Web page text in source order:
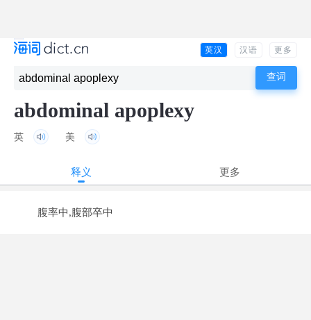
英汉 汉语 更多
abdominal apoplexy
英 美
释义 更多
腹率中,腹部卒中